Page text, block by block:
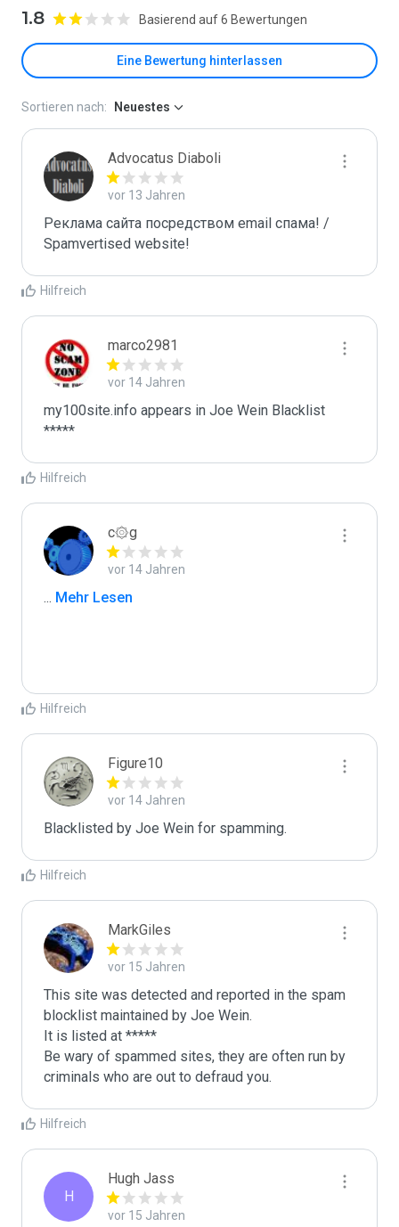
1.8 Basierend auf 6 Bewertungen
Eine Bewertung hinterlassen
Sortieren nach: Neuestes
Advocatus Diaboli
vor 13 Jahren
Реклама сайта посредством email спама! /
Spamvertised website!
Hilfreich
marco2981
vor 14 Jahren
my100site.info appears in Joe Wein Blacklist
*****
Hilfreich
c۞g
vor 14 Jahren
... Mehr Lesen
Hilfreich
Figure10
vor 14 Jahren
Blacklisted by Joe Wein for spamming.
Hilfreich
MarkGiles
vor 15 Jahren
This site was detected and reported in the spam
blocklist maintained by Joe Wein.
It is listed at *****
Be wary of spammed sites, they are often run by
criminals who are out to defraud you.
Hilfreich
H
Hugh Jass
vor 15 Jahren